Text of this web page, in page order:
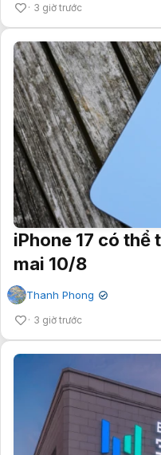
3 giờ trước
iPhone 17 có thể
mai 10/8
Thanh Phong ✔
3 giờ trước